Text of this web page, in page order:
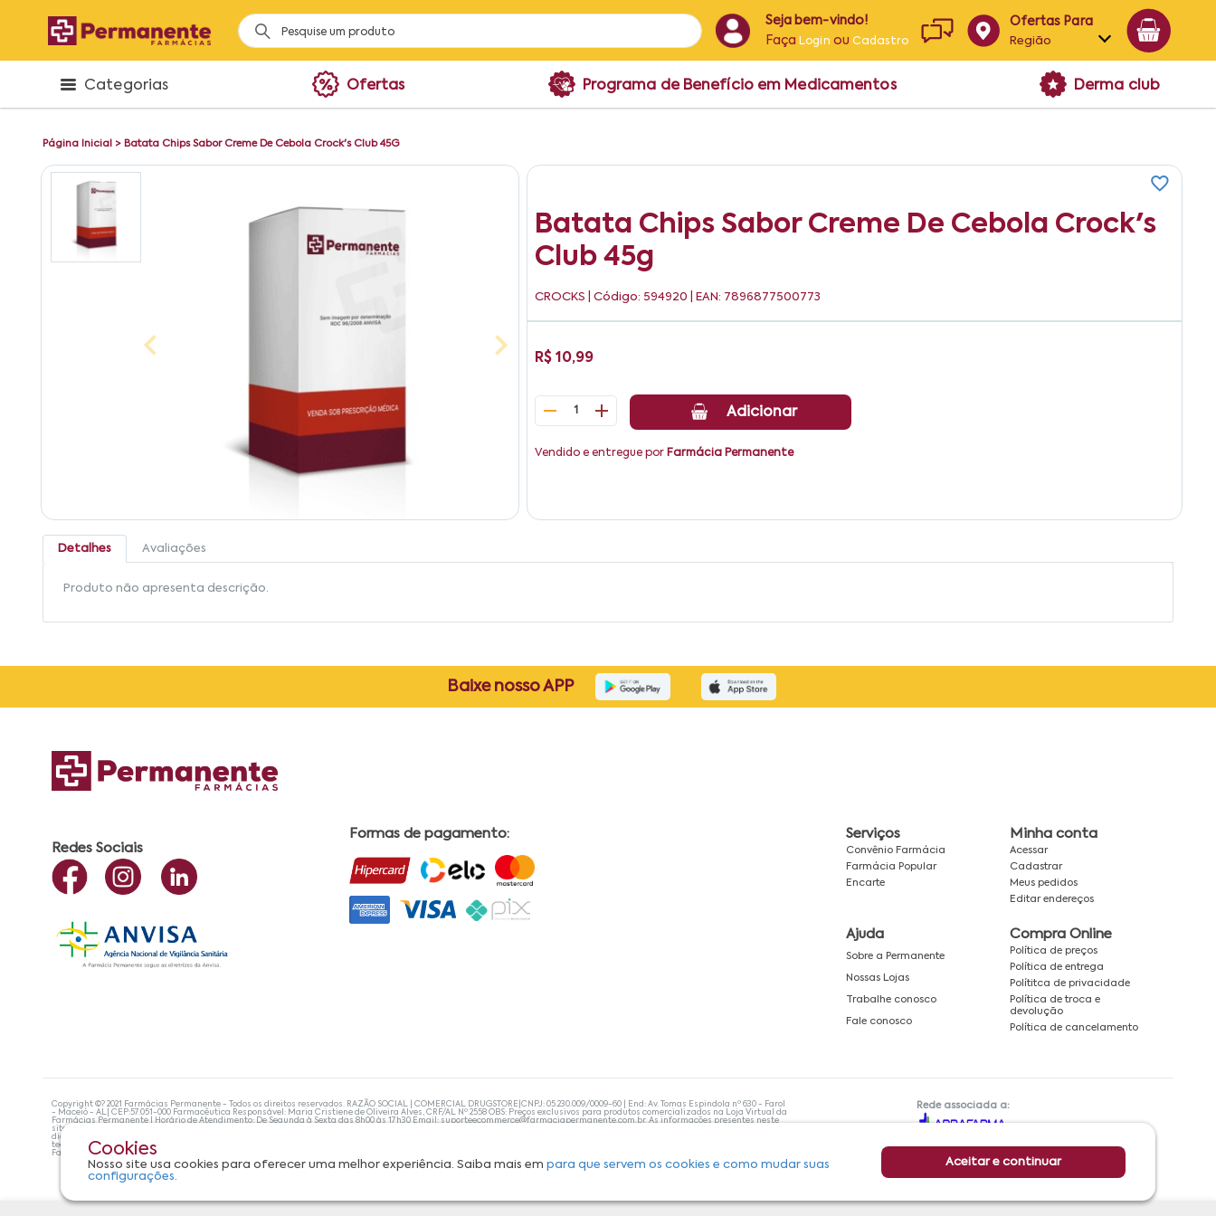
Seja bem-vindo!
Faça Login ouCadastro
Ofertas Para
Região
Alagoas
Categorias Ofertas Programa de Benefício em Medicamentos Derma club
Página Inicial > Batata Chips Sabor Creme De Cebola Crock's Club 45G
Batata Chips Sabor Creme De Cebola Crock's
Club 45g
CROCKS | Código: 594920 | EAN: 7896877500773
R$ 10,99
1 Adicionar
Vendido e entregue por Farmácia Permanente
Detalhes Avaliações
Produto não apresenta descrição.
Cookies
Nosso site usa cookies para oferecer uma melhor experiência. Saiba mais empara que servem os cookies e como mudar suas
configurações.
Aceitar e continuar
Baixe nosso APP
Redes Sociais
Formas de pagamento: Serviços
Convênio Farmácia
Farmácia Popular
Encarte
Minha conta
Acessar
Cadastrar
Meus pedidos
Editar endereços
Ajuda
Sobre a Permanente
Nossas Lojas
Trabalhe conosco
Fale conosco
Compra Online
Política de preços
Política de entrega
Polítitca de privacidade
Política de troca e
devolução
Política de cancelamento
Copyright ©? 2021 Farmácias Permanente - Todos os direitos reservados. RAZÃO SOCIAL | COMERCIAL DRUGSTORE|CNPJ: 05.230.009/0009-60 | End: Av. Tomas Espindola nº 630 - Farol
- Maceió - AL| CEP:57.051-000 Farmacêutica Responsável: Maria Cristiene de Oliveira Alves, CRF/AL Nº 2558 OBS: Preços exclusivos para produtos comercializados na Loja Virtual da
Farmácias Permanente | Horário de Atendimento: De Segunda à Sexta das 8h00 às 17h30 Email: suporteecommerce@farmaciapermanente.com.br. As informações presentes neste
site não devem ser utilizadas para automedicação e, de forma alguma, substituem as orientações de um profissional da área médica. Apenas o médico está capacitado para
diagnosticar problemas de saúde e prescrever o tratamento adequado. Se os sintomas persistirem, um médico deve ser consultado. A Farmácia Permanente trabalha com as
tecnologias mais avançadas de proteção de dados, para que você possa realizar suas compras com tranquilidade. A privacidade e a segurança dos clientes são compromissos da
Farmácias Permanente. Todos os pedidos efetuados estão sujeitos à confirmação da disponibilidade de produto em nosso estoque.
Rede associada a: